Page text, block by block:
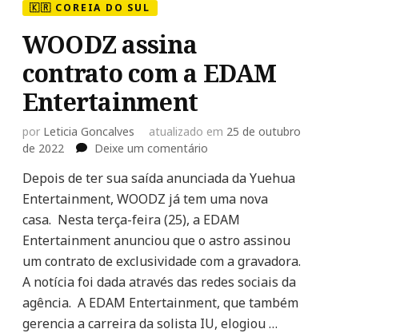
🇰🇷 COREIA DO SUL
WOODZ assina
contrato com a EDAM
Entertainment
por Leticia Goncalves atualizado em 25 de outubro
de 2022
Deixe um comentárioem
assina
contrato
com
EDAM
Entertainment
Depois de ter sua saída anunciada da Yuehua
Entertainment, WOODZ já tem uma nova
casa. Nesta terça-feira (25), a EDAM
Entertainment anunciou que o astro assinou
um contrato de exclusividade com a gravadora.
A notícia foi dada através das redes sociais da
agência. A EDAM Entertainment, que também
gerencia a carreira da solista IU, elogiou …